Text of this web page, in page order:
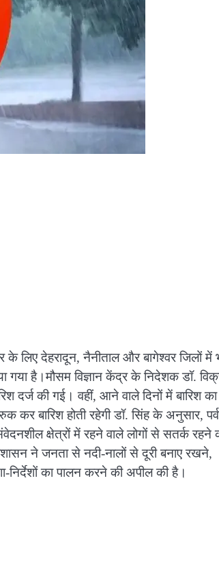
लिए देहरादून, नैनीताल और बागेश्वर जिलों में
गया है।मौसम विज्ञान केंद्र के निदेशक डॉ.
दर्ज की गई। वहीं, आने वाले दिनों में बारिश का
बारिश होती रहेगी डॉ. सिंह के अनुसार,
क्षेत्रों में रहने वाले लोगों से सतर्क रहने
ने जनता से नदी-नालों से दूरी बनाए रखने,
निर्देशों का पालन करने की अपील की है।